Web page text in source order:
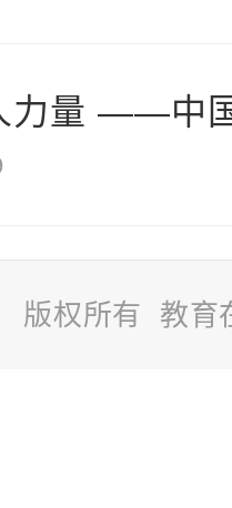
力量 ——中
版权所有 教育